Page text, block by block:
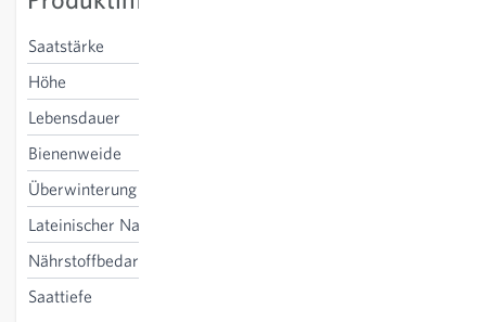
Saatstärke
Höhe
Lebensdauer
Bienenweide
Überwinterung
Lateinischer Name
Nährstoffbedarf
Saattiefe